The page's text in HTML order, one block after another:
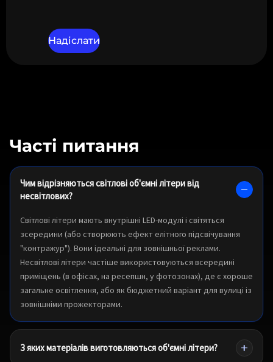
Часті питання
Чим відрізняються світлові об'ємні літери від
несвітлових?
Світлові літери мають внутрішні LED-модулі і світяться
зсередини (або створюють ефект елітного підсвічування
"контражур"). Вони ідеальні для зовнішньої реклами.
Несвітлові літери частіше використовуються всередині
приміщень (в офісах, на ресепшн, у фотозонах), де є хороше
загальне освітлення, або як бюджетний варіант для вулиці із
зовнішніми прожекторами.
З яких матеріалів виготовляються об'ємні літери?